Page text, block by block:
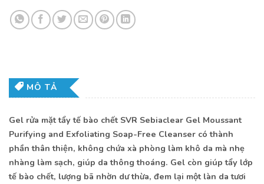
MÔ TẢ
Gel rửa mặt tẩy tế bào chết SVR Sebiaclear Gel Moussant
Purifying and Exfoliating Soap-Free Cleanser có thành
phần thân thiện, không chứa xà phòng làm khô da mà nhẹ
nhàng làm sạch, giúp da thông thoáng. Gel còn giúp tẩy lớp
tế bào chết, lượng bã nhờn dư thừa, đem lại một làn da tươi